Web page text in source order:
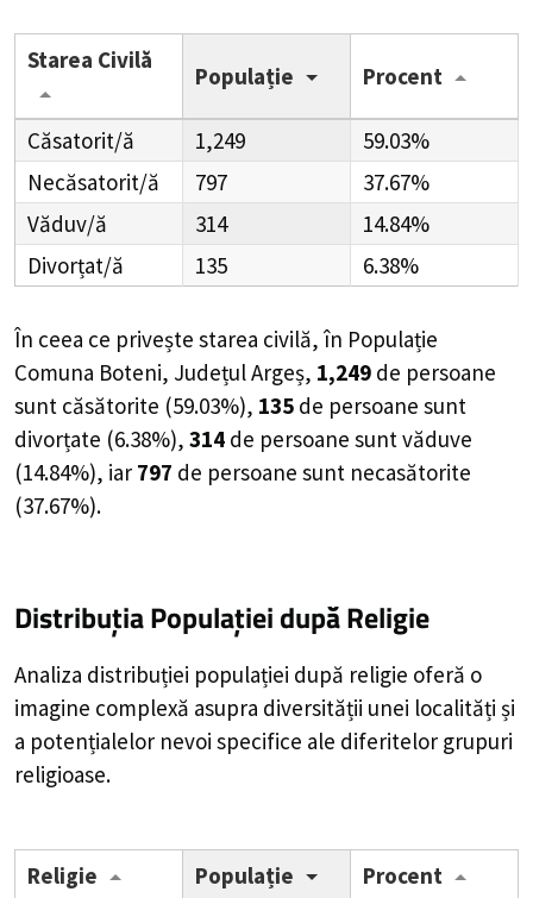
Starea Civilă
Populație Procent
Căsatorit/ă 1,249
59.03%
Necăsatorit/ă
797
37.67%
Văduv/ă
314
14.84%
Divorțat/ă
135 6.38%
În ceea ce privește starea civilă, în Populație
Comuna Boteni, Județul Argeș, 1,249 de persoane
sunt căsătorite (59.03%), 135 de persoane sunt
divorțate (6.38%), 314 de persoane sunt văduve
(14.84%), iar 797 de persoane sunt necasătorite
(37.67%).
Distribuția Populațieidupă Religie
Analiza distribuției populației după religie oferă o
imagine complexă asupra diversității unei localități și
a potențialelor nevoi specifice ale diferitelor grupuri
religioase.
Religie Populație
Procent